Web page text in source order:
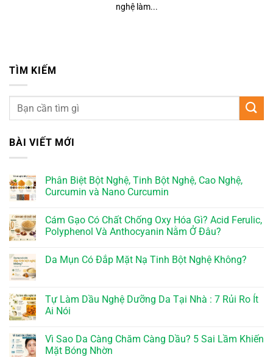
nghệ làm...
TÌM KIẾM
BÀI VIẾT MỚI
Phân Biệt Bột Nghệ, Tinh Bột Nghệ, Cao Nghệ,
Curcumin và Nano Curcumin
Cám Gạo Có Chất Chống Oxy Hóa Gì? Acid Ferulic,
Polyphenol Và Anthocyanin Nằm Ở Đâu?
Da Mụn Có Đắp Mặt Nạ Tinh Bột Nghệ Không?
Tự Làm Dầu Nghệ Dưỡng Da Tại Nhà : 7 Rủi Ro Ít
Ai Nói
Vì Sao Da Càng Chăm Càng Dầu? 5 Sai Lầm Khiến
Mặt Bóng Nhờn